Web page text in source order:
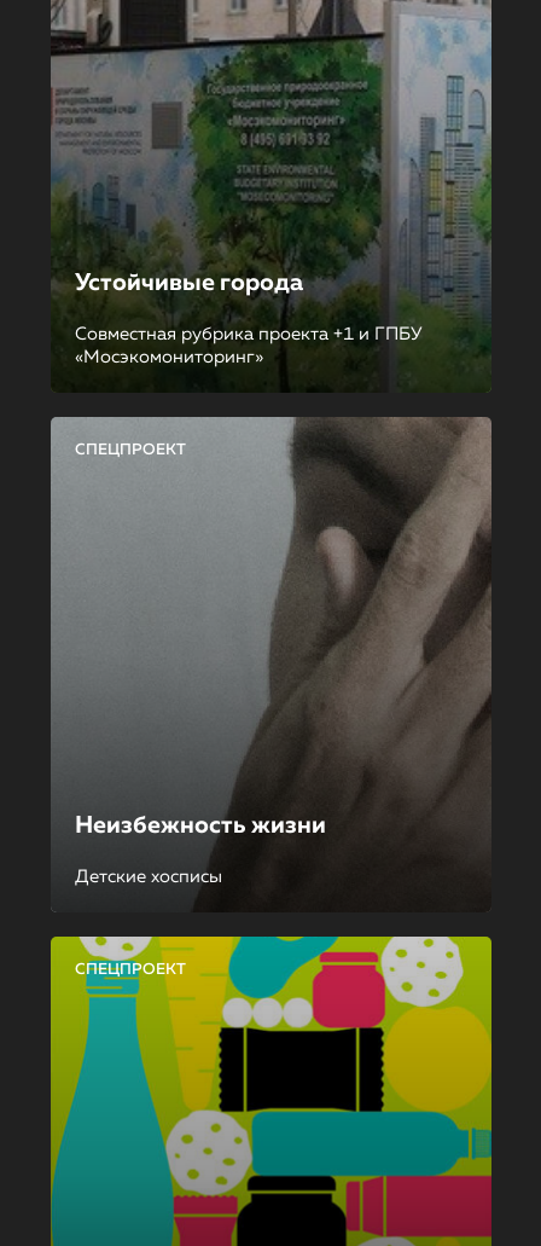
Устойчивые города
Совместная рубрика проекта +1 и ГПБУ
«Мосэкомониторинг»
СПЕЦПРОЕКТ
Неизбежность жизни
Детские хосписы
СПЕЦПРОЕКТ